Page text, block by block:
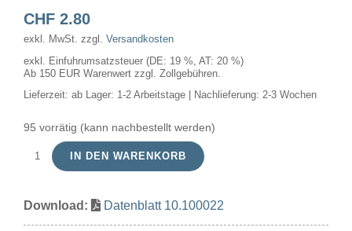
CHF2.80
exkl. MwSt. zzgl. Versandkosten
exkl. Einfuhrumsatzsteuer (DE: 19 %, AT: 20 %)
Ab 150 EUR Warenwert zzgl. Zollgebühren.
Lieferzeit: ab Lager: 1-2 Arbeitstage | Nachlieferung: 2-3 Wochen
95 vorrätig (kann nachbestellt werden)
Signallampe
100V
IN DEN WARENKORB
Download: Datenblatt 10.100022